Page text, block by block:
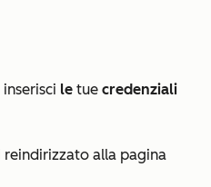
le tue credenziali
reindirizzato alla pagina